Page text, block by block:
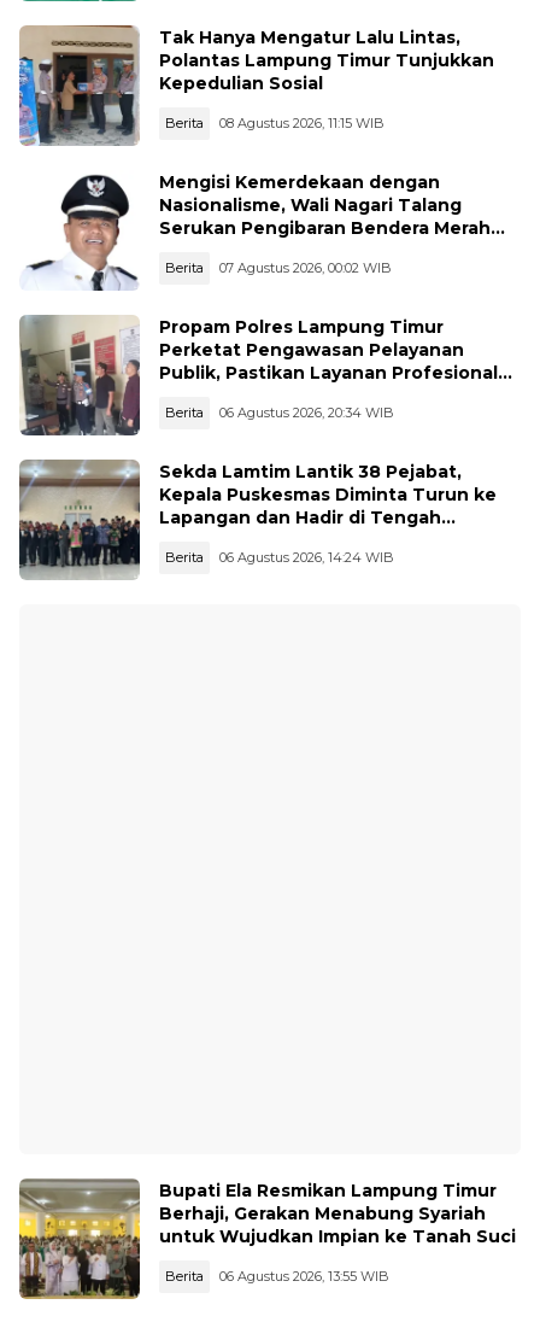
Tak Hanya Mengatur Lalu Lintas,
Polantas Lampung Timur Tunjukkan
Kepedulian Sosial
Berita 08 Agustus 2026, 11:15 WIB
Mengisi Kemerdekaan dengan
Nasionalisme, Wali Nagari Talang
Serukan Pengibaran Bendera Merah
Berita 07 Agustus 2026, 00:02 WIB
Propam Polres Lampung Timur
Perketat Pengawasan Pelayanan
Publik, Pastikan Layanan Profesional
Berita 06 Agustus 2026, 20:34 WIB
Sekda Lamtim Lantik 38 Pejabat,
Kepala Puskesmas Diminta Turun ke
Lapangan dan Hadir di Tengah
Berita 06 Agustus 2026, 14:24 WIB
Bupati Ela Resmikan Lampung Timur
Berhaji, Gerakan Menabung Syariah
untuk Wujudkan Impian ke Tanah Suci
Berita 06 Agustus 2026, 13:55 WIB